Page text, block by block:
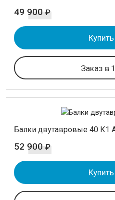
49 900 ₽
Купить
Заказ в
Балки двутавровые 40 К1
52 900 ₽
Купить